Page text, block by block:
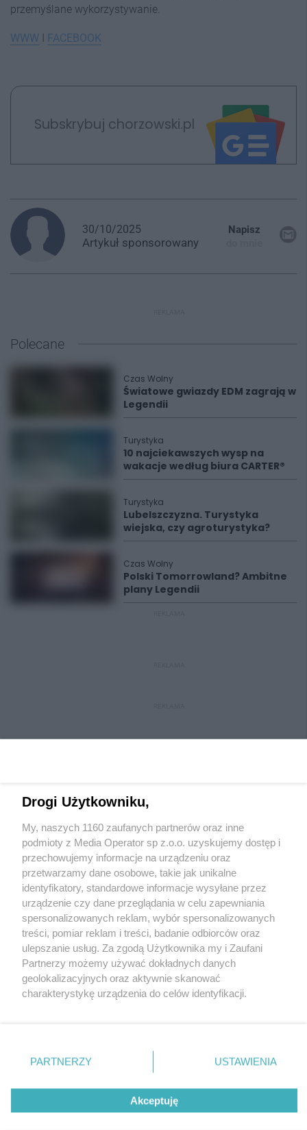
przemyślane wykorzystywanie.
WWW I FACEBOOK
Subskrybuj chorzowski.pl
30/10/2025
Artykuł sponsorowany
Napisz
Polecane
Czas Wolny
Światowe gwiazdy EDM zagrają w
Legendii
Turystyka
10 najciekawszych wysp na
wakacje według biura CARTER®
Turystyka
Lubelszczyzna. Turystyka
wiejska, czy agroturystyka?
Czas Wolny
Polski Tomorrowland? Ambitne
plany Legendii
Wydawca mediówlokalnych
Nie zapomnij
zapoznać się z:
polityką prywatności regulamin korzystania z portali
Twojemiasto
Piekary Śląskie
Chorzów
Tarnowskie Góry
Gliwice
Skontakuj sięz nami
Kontakt
Wydawca
Redakcja
Drogi Użytkowniku,
My, naszych 1160 zaufanych partnerów oraz inne
podmioty z Media Operator sp z.o.o. uzyskujemy dostęp i
przechowujemy informacje na urządzeniu oraz
przetwarzamy dane osobowe, takie jak unikalne
identyfikatory, standardowe informacje wysyłane przez
urządzenie czy dane przeglądania w celu zapewniania
spersonalizowanych reklam, wybór spersonalizowanych
treści, pomiar reklam i treści, badanie odbiorców oraz
ulepszanie usług. Za zgodą Użytkownika my i Zaufani
Partnerzy możemy używać dokładnych danych
geolokalizacyjnych oraz aktywnie skanować
charakterystykę urządzenia do celów identyfikacji.
zmienić/wycofać klikając przycisk ustawień prywatności
znajdujący się w lewym dolnym rogu strony
rodzaje przetwarzania danych nie wymagają zgody
użytkownika, ale masz prawo sprzeciwić się takiemu
przetwarzaniu. Preferencje będą miały zastosowania tylko
PARTNERZY USTAWIENIA
Akceptuję